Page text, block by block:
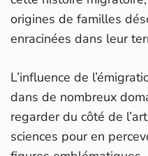
origines de familles
enracinées dans leur
L’influence de
dans de nombreux
regarder du côté de
sciences pour en